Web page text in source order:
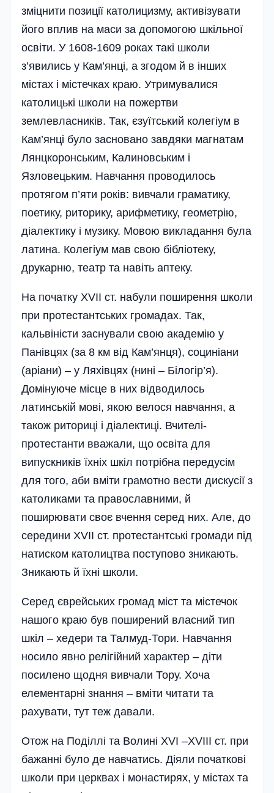
зміцнити позиції католицизму, активізувати
його вплив на маси за допомогою шкільної
освіти. У 1608-1609 роках такі школи
з’явились у Кам’янці, а згодом й в інших
містах і містечках краю. Утримувалися
католицькі школи на пожертви
землевласників. Так, єзуїтський колегіум в
Кам’янці було засновано завдяки магнатам
Лянцкоронським, Калиновським і
Язловецьким. Навчання проводилось
протягом п’яти років: вивчали граматику,
поетику, риторику, арифметику, геометрію,
діалектику і музику. Мовою викладання була
латина. Колегіум мав свою бібліотеку,
друкарню, театр та навіть аптеку.
На початку XVII ст. набули поширення школи
при протестантських громадах. Так,
кальвіністи заснували свою академію у
Панівцях (за 8 км від Кам’янця), социніани
(аріани) – у Ляхівцях (нині – Білогір’я).
Домінуюче місце в них відводилось
латинській мові, якою велося навчання, а
також риториці і діалектиці. Вчителі-
протестанти вважали, що освіта для
випускників їхніх шкіл потрібна передусім
для того, аби вміти грамотно вести дискусії з
католиками та православними, й
поширювати своє вчення серед них. Але, до
середини XVIІ ст. протестантські громади під
натиском католицтва поступово зникають.
Зникають й їхні школи.
Серед єврейських громад міст та містечок
нашого краю був поширений власний тип
шкіл – хедери та Талмуд-Тори. Навчання
носило явно релігійний характер – діти
посилено щодня вивчали Тору. Хоча
елементарні знання – вміти читати та
рахувати, тут теж давали.
Отож на Поділлі та Волині XVI –XVIIІ ст. при
бажанні було де навчатись. Діяли початкові
школи при церквах і монастирях, у містах та